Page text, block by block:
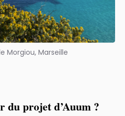
Morgiou, Marseille
du projet d’Auum ?